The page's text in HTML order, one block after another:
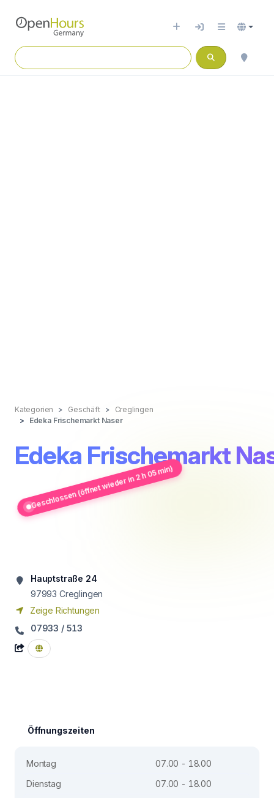
Kategorien Geschäft
Creglingen
Edeka Frischemarkt Naser
Edeka Frischemarkt
Geschlossen (öffnet wieder in 2 h 05 min)
Hauptstraße 24
97993 Creglingen
Zeige Richtungen
07933 / 513
Öffnungszeiten
Montag
07.00 - 18.00
Dienstag
07.00 - 18.00